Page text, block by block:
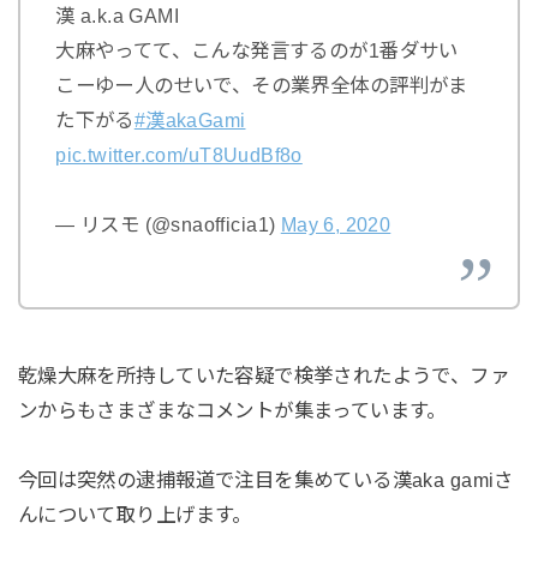
漢 a.k.a GAMI
大麻やってて、こんな発言するのが1番ダサい
こーゆー人のせいで、その業界全体の評判がま
た下がる#漢akaGami
pic.twitter.com/uT8UudBf8o
— リスモ (@snaofficia1) May 6, 2020
乾燥大麻を所持していた容疑で検挙されたようで、ファ
ンからもさまざまなコメントが集まっています。
今回は突然の逮捕報道で注目を集めている漢aka gamiさ
んについて取り上げます。